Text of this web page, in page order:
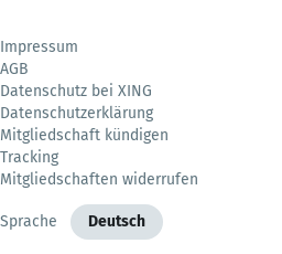
Impressum
AGB
Datenschutz bei XING
Datenschutzerklärung
Mitgliedschaft kündigen
Tracking
Mitgliedschaften widerrufen
Sprache Deutsch